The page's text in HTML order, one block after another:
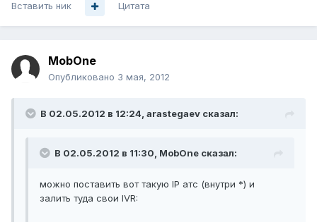
Вставить ник Цитата
MobOne
Опубликовано 3 мая, 2012
В 02.05.2012 в 12:24, arastegaev сказал:
В 02.05.2012 в 11:30, MobOne сказал:
можно поставить вот такую IP атс (внутри *) и
залить туда свои IVR: